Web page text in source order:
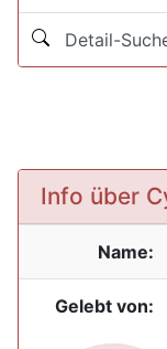
Detail-
Info über
Name:
Gelebt von: